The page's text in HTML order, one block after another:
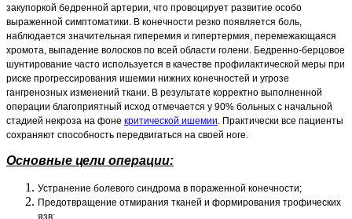
закупоркой бедренной артерии, что провоцирует развитие особо
выраженной симптоматики. В конечности резко появляется боль,
наблюдается значительная гиперемия и гипертермия, перемежающаяся
хромота, выпадение волосков по всей области голени. Бедренно-берцовое
шунтирование часто используется в качестве профилактической меры при
риске прогрессирования ишемии нижних конечностей и угрозе
гангренозных изменений ткани. В результате корректно выполненной
операции благоприятный исход отмечается у 90% больных с начальной
стадией некроза на фоне критической ишемии . Практически все пациенты
сохраняют способность передвигаться на своей ноге.
Основные цели операции:
Устранение болевого синдрома в пораженной конечности;
Предотвращение отмирания тканей и формирования трофических
язв;